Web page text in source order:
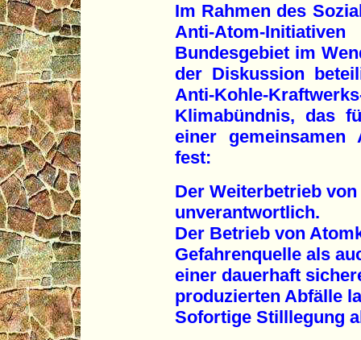
Im Rahmen des
Anti-Atom-
Bundesgebiet im
der Diskussion
Anti-Kohle-
Klimabündnis, das
einer gemeinsamen
fest:
Der Weiterbetrieb
unverantwortlich.
Der Betrieb von
Gefahrenquelle als
einer dauerhaft
produzierten Abfälle
Sofortige Stilllegung